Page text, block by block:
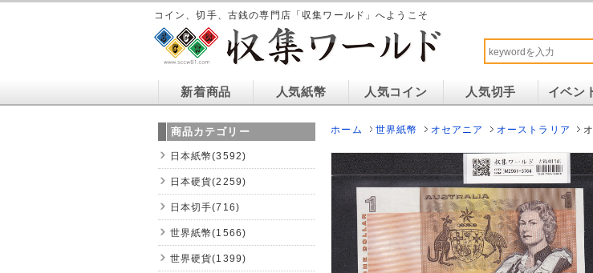
コイン、切手、古銭の専門店「収集ワールド」へようこそ
新着商品 人気紙幣 人気コイン 人気切手 イベン
ホーム 世界紙幣 オセアニア オーストラリア
商品カテゴリー
日本紙幣(3592)
日本硬貨(2259)
日本切手(716)
世界紙幣(1566)
世界硬貨(1399)